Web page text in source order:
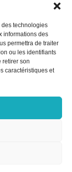
des technologies
informations des
permettra de traiter
ou les identifiants
retirer son
caractéristiques et